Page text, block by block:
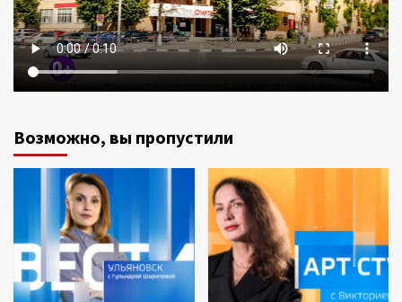
Возможно, вы пропустили